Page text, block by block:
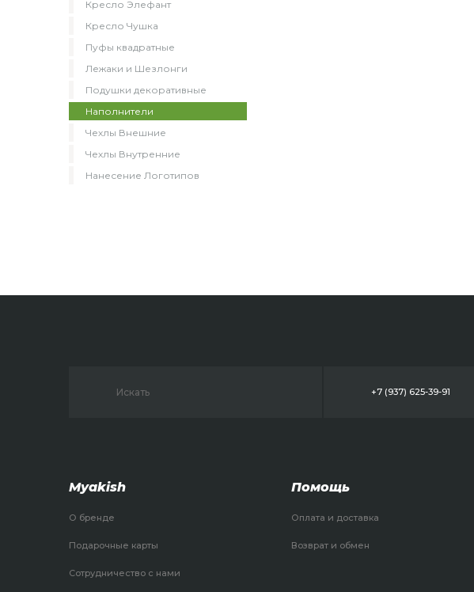
Кресло Элефант
Кресло Чушка
Пуфы квадратные
Лежаки и Шезлонги
Подушки декоративные
Наполнители
Чехлы Внешние
Чехлы Внутренние
Нанесение Логотипов
+7 (937) 625-39-91
Myakish
О бренде
Подарочные карты
Сотрудничество с нами
Помощь
Оплата и доставка
Возврат и обмен